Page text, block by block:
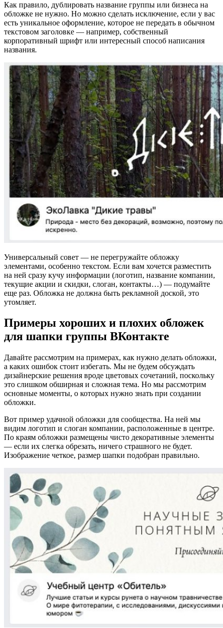
Как правило, дублировать название группы или бизнеса на
обложке не нужно. Но можно сделать исключение, если у вас
есть уникальное оформление, которое не передать в обычном
текстовом заголовке — например, собственный
корпоративный шрифт или интересный способ написания
названия.
Универсальный совет — не перегружайте обложку
элементами, особенно текстом. Если вам хочется разместить
на ней сразу кучу информации (логотип, название компании,
текущие акции и скидки, слоган, контакты…) — подумайте
еще раз. Обложка не должна быть рекламной доской, это
утомляет.
Примеры хороших и плохих обложек
для шапки группы ВКонтакте
Давайте рассмотрим на примерах, как нужно делать обложки,
а каких ошибок стоит избегать. Мы не будем обсуждать
дизайнерские решения вроде цветовых сочетаний, поскольку
это слишком обширная и сложная тема. Но мы рассмотрим
основные моменты, о которых нужно знать при создании
обложки.
Вот пример удачной обложки для сообщества. На ней мы
видим логотип и слоган компании, расположенные в центре.
По краям обложки размещены чисто декоративные элементы
— если их слегка обрезать, ничего страшного не будет.
Изображение четкое, размер шапки подобран правильно.